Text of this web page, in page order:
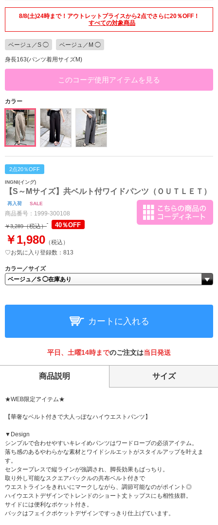
8/8(土)24時まで！アウトレットプライスから2点でさらに20％OFF！
すべての対象商品
ベージュ／S ◯ ベージュ／M ◯
身長163(パンツ着用サイズM)
このコーデ使用アイテムを見る
カラー
2点20％OFF
INGNI(イング)
【S～Mサイズ】共ベルト付ワイドパンツ（ＯＵＴＬＥＴ）
再入荷 SALE
商品番号： 1999-300108
￥3,289（税込） 40％OFF
￥1,980 （税込）
♡お気に入り登録数：813
カラー／サイズ
カートに入れる
平日、土曜14時までのご注文は当日発送
商品説明 サイズ
★WEB限定アイテム★
【華奢なベルト付きで大人っぽなハイウエストパンツ】
▼Design
シンプルで合わせやすいキレイめパンツはワードローブの必須アイテム。
落ち感のあるやわらかな素材とワイドシルエットがスタイルアップを叶えま
す。
センタープレスで縦ラインが強調され、脚長効果もばっちり。
取り外し可能なスクエアバックルの共布ベルト付きで
ウエストラインをきれいにマークしながら、調節可能なのがポイント◎
ハイウエストデザインでトレンドのショート丈トップスにも相性抜群。
サイドには便利なポケット付き。
バックはフェイクポケットデザインですっきり仕上げています。